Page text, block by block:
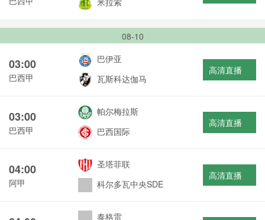
08-10
03:00
巴西甲
巴伊亚
瓦斯科达伽马
高清直播
03:00
巴西甲
帕尔梅拉斯
巴西国际
高清直播
04:00
阿甲
圣塔菲联
科尔多瓦中央SDE
高清直播
泰格雷